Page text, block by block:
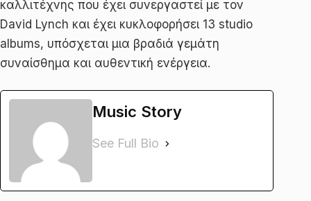
καλλιτέχνης που έχει συνεργαστεί με τον
David Lynch και έχει κυκλοφορήσει 13 studio
albums, υπόσχεται μια βραδιά γεμάτη
συναίσθημα και αυθεντική ενέργεια.
Music Story
See Full Bio